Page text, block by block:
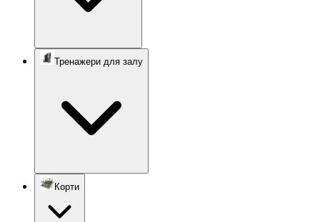
Тренажери для залу
Корти